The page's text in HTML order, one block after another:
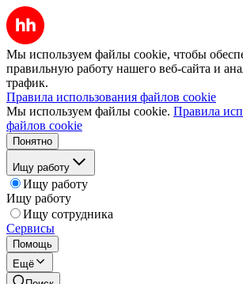
Мы используем файлы cookie, чтобы
правильную работу нашего веб-сайта и
трафик.
Правила использования файлов cookie
Мы используем файлы cookie. Правила
файлов cookie
Понятно
Ищу работу
Ищу работу
Ищу работу
Ищу сотрудника
Сервисы
Помощь
Ещё